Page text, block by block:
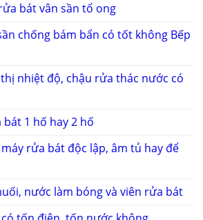
bát vân sần tổ ong
chống bám bẩn có tốt không Bếp
nhiệt độ, chậu rửa thác nước có
1 hố hay 2 hố
rửa bát độc lập, âm tủ hay để
nước làm bóng và viên rửa bát